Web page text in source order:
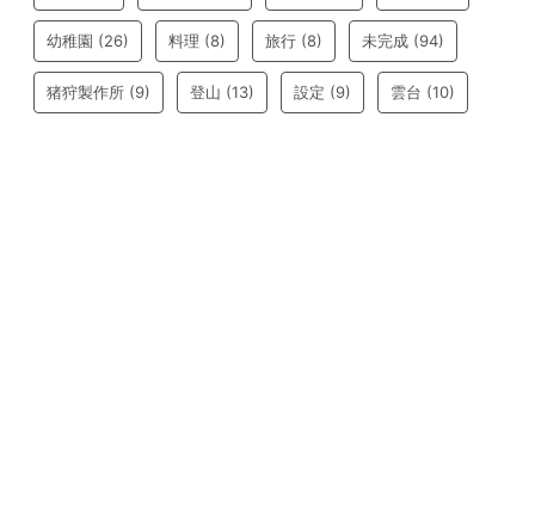
幼稚園 (26) 料理 (8) 旅行 (8) 未完成 (94)
猪狩製作所 (9) 登山 (13) 設定 (9) 雲台 (10)